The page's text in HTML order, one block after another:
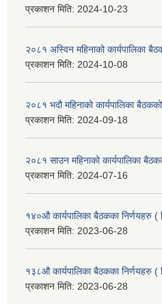
प्रकाशन मिति: 2024-10-23
२०८१ अस्विन महिनाको कार्यपालिका
प्रकाशन मिति: 2024-10-08
२०८१ भदौ महिनाको कार्यपालिका
प्रकाशन मिति: 2024-09-18
२०८१ साउन महिनाको कार्यपालिका
प्रकाशन मिति: 2024-07-16
१४०औ कार्यपालिका बैठकका निर्णयहरु
प्रकाशन मिति: 2023-06-28
१३८औ कार्यपालिका बैठकका निर्णयहरु
प्रकाशन मिति: 2023-06-28